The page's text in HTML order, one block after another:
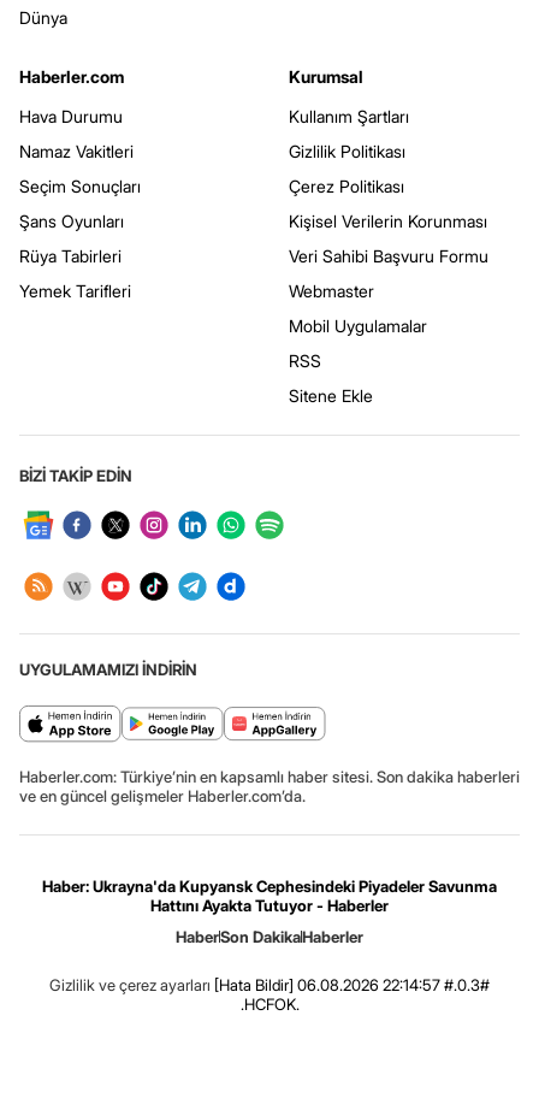
Dünya
Haberler.com
Hava Durumu
Namaz Vakitleri
Seçim Sonuçları
Şans Oyunları
Rüya Tabirleri
Yemek Tarifleri
Kurumsal
Kullanım Şartları
Gizlilik Politikası
Çerez Politikası
Kişisel Verilerin Korunması
Veri Sahibi Başvuru Formu
Webmaster
Mobil Uygulamalar
RSS
Sitene Ekle
BİZİ TAKİP EDİN
UYGULAMAMIZI İNDİRİN
Haberler.com: Türkiye’nin en kapsamlı haber sitesi. Son dakika haberleri
ve en güncel gelişmeler Haberler.com’da.
Haber: Ukrayna'da Kupyansk Cephesindeki Piyadeler Savunma
Hattını Ayakta Tutuyor - Haberler
HaberSon DakikaHaberler
Gizlilik ve çerez ayarları [Hata Bildir] 06.08.2026 22:14:57 #.0.3#
.HCFOK.